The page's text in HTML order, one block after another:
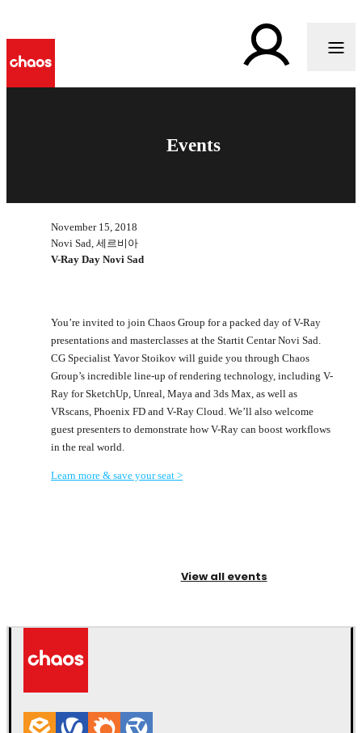
Events
November 15, 2018
Novi Sad, 세르비아
V-Ray Day Novi Sad
You’re invited to join Chaos Group for a packed day of V-Ray
presentations and masterclasses at the Startit Centar Novi Sad.
CG Specialist Yavor Stoikov will guide you through Chaos
Group’s incredible line-up of rendering technology, including V-
Ray for SketchUp, Unreal, Maya and 3ds Max, as well as
VRscans, Phoenix FD and V-Ray Cloud. We’ll also welcome
guest presenters to demonstrate how V-Ray can boost workflows
in the real world.
Learn more & save your seat >
View all events